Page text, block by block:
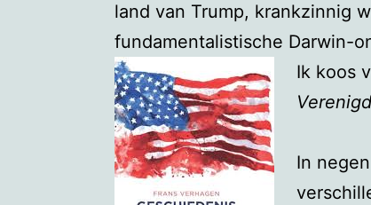
land van Trump, krankzinnig
fundamentalistische Darwin-
Ik koos
In